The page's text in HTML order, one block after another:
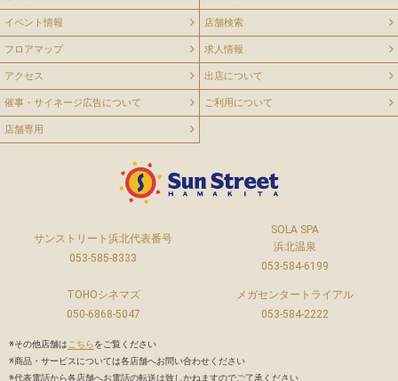
イベント情報 店舗検索
フロアマップ 求人情報
アクセス 出店について
催事・サイネージ広告について ご利用について
店舗専用
サンストリート浜北代表番号
053-585-8333
SOLA SPA
浜北温泉
053-584-6199
TOHOシネマズ
050-6868-5047
メガセンタートライアル
053-584-2222
※その他店舗は こちらをご覧ください
※商品・サービスについては各店舗へお問い合わせください
※代表電話から各店舗へお電話の転送は致しかねますのでご了承ください